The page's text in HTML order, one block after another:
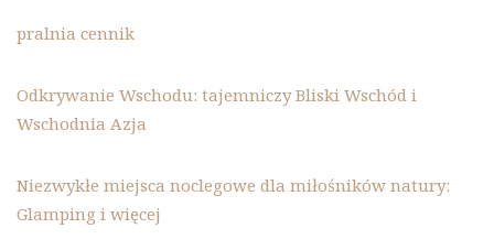
pralnia cennik
Odkrywanie Wschodu: tajemniczy Bliski Wschód i
Wschodnia Azja
Niezwykłe miejsca noclegowe dla miłośników natury:
Glamping i więcej